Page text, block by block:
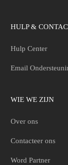
HULP &
Hulp Center
Email
WIE WE ZIJN
Over ons
Contacteer ons
Word Partner